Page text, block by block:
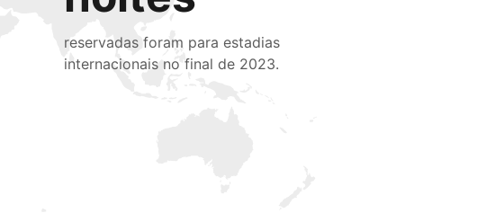
reservadas foram para estadias
internacionais no final de 2023.